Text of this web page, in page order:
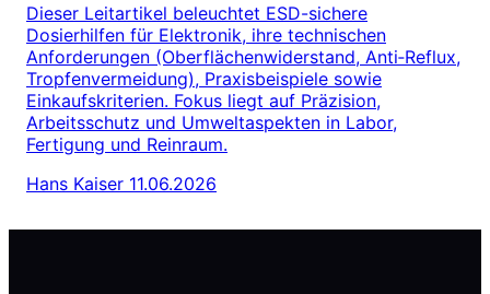
Dieser Leitartikel beleuchtet ESD-sichere
Dosierhilfen für Elektronik, ihre technischen
Anforderungen (Oberflächenwiderstand, Anti‑Reflux,
Tropfenvermeidung), Praxisbeispiele sowie
Einkaufskriterien. Fokus liegt auf Präzision,
Arbeitsschutz und Umweltaspekten in Labor,
Fertigung und Reinraum.
Hans Kaiser 11.06.2026